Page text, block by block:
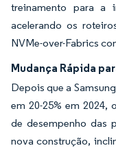
treinamento para a
acelerando os
NVMe-over-Fabrics
Mudança Rápida
Depois que a
em 20-25% em 2024,
de desempenho das
nova construção,